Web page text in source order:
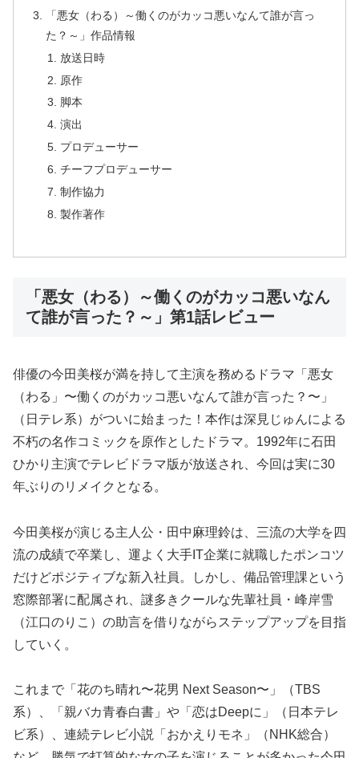
「悪女（わる）～働くのがカッコ悪いなんて誰が言っ
た？～」作品情報
放送日時
原作
脚本
演出
プロデューサー
チーフプロデューサー
制作協力
製作著作
「悪女（わる）～働くのがカッコ悪いなん
て誰が言った？～」第1話レビュー
俳優の今田美桜が満を持して主演を務めるドラマ「悪女
（わる」〜働くのがカッコ悪いなんて誰が言った？〜」
（日テレ系）がついに始まった！本作は深見じゅんによる
不朽の名作コミックを原作としたドラマ。1992年に石田
ひかり主演でテレビドラマ版が放送され、今回は実に30
年ぶりのリメイクとなる。
今田美桜が演じる主人公・田中麻理鈴は、三流の大学を四
流の成績で卒業し、運よく大手IT企業に就職したポンコツ
だけどポジティブな新入社員。しかし、備品管理課という
窓際部署に配属され、謎多きクールな先輩社員・峰岸雪
（江口のりこ）の助言を借りながらステップアップを目指
していく。
これまで「花のち晴れ〜花男 Next Season〜」（TBS
系）、「親バカ青春白書」や「恋はDeepに」（日本テレ
ビ系）、連続テレビ小説「おかえりモネ」（NHK総合）